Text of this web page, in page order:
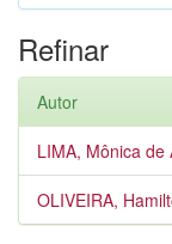
Refinar
Autor
LIMA, Mônica de
OLIVEIRA,